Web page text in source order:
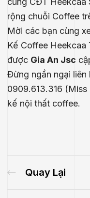
rộng chuỗi Coffee
Mời các bạn cùng
Kế Coffee Heekcaa
được Gia An Jsc
Đừng ngần ngại liên
0909.613.316
kế nội thất coffee.
Quay Lại